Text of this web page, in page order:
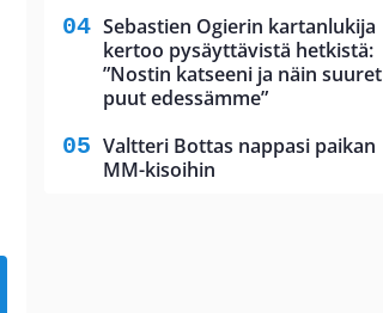
Sebastien Ogierin kartanlukija
kertoo pysäyttävistä hetkistä:
”Nostin katseeni ja näin suuret
puut edessämme”
Valtteri Bottas nappasi paikan
MM-kisoihin